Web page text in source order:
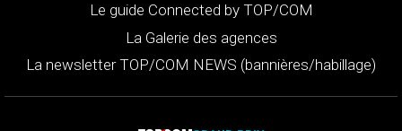
Le guide Connected by TOP/COM
La Galerie des agences
La newsletter TOP/COM NEWS (bannières/habillage)